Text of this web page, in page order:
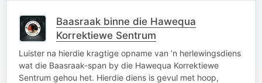
Baasraak binne die Hawequa
Korrektiewe Sentrum
Luister na hierdie kragtige opname van ’n herlewingsdiens
wat die Baasraak-span by die Hawequa Korrektiewe
Sentrum gehou het. Hierdie diens is gevul met hoop,